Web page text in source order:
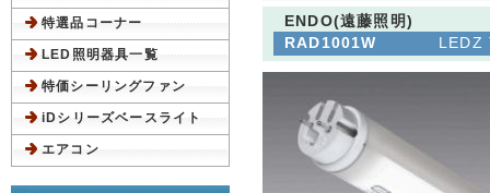
ENDO(遠藤照明)
RAD1001W
LEDZ
特選品コーナー
LED照明器具一覧
特価シーリングファン
iDシリーズベースライト
エアコン